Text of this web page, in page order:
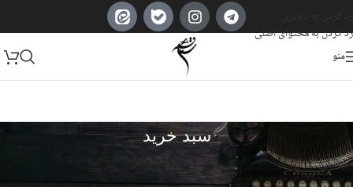
رد کردن به محتوای اصلی
منو
سبد خرید